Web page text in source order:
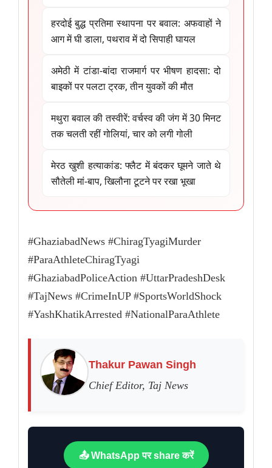
हरदोई बुद्ध प्रतिमा स्थापना पर बवाल: अफवाहों ने
आग में घी डाला, पथराव में दो सिपाही घायल
अमेठी में टांडा-बांदा राजमार्ग पर भीषण हादसा: दो
बाइकों पर पलटा ट्रक, तीन युवकों की मौत
मथुरा बवाल की तस्वीरें: वर्चस्व की जंग में 30 मिनट
तक चलती रहीं गोलियां, चार को लगी गोली
मेरठ खुशी हत्याकांड: फ्लैट में बंदकर घूमने जाते थे
सौतेली मां-बाप, खिलौना टूटने पर रखा भूखा
#GhaziabadNews #ChiragTyagiMurder
#ParaAthleteChiragTyagi
#GhaziabadPoliceAction #UttarPradeshDesk
#TajNews #CrimeInUP #SportsWorldShock
#YashKhatikArrested #NationalParaAthlete
Thakur Pawan Singh
Chief Editor, Taj News
📤 WhatsApp पर share करें